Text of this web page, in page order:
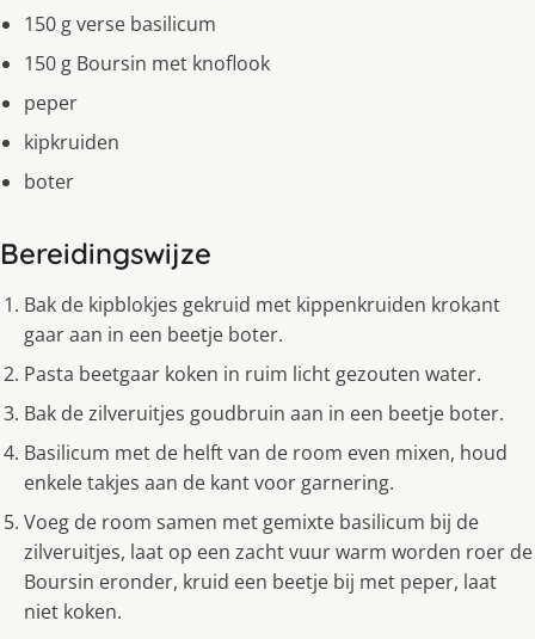
150 g verse basilicum
150 g Boursin met knoflook
peper
kipkruiden
boter
Bereidingswijze
Bak de kipblokjes gekruid met kippenkruiden krokant
gaar aan in een beetje boter.
Pasta beetgaar koken in ruim licht gezouten water.
Bak de zilveruitjes goudbruin aan in een beetje boter.
Basilicum met de helft van de room even mixen, houd
enkele takjes aan de kant voor garnering.
Voeg de room samen met gemixte basilicum bij de
zilveruitjes, laat op een zacht vuur warm worden roer de
Boursin eronder, kruid een beetje bij met peper, laat
niet koken.